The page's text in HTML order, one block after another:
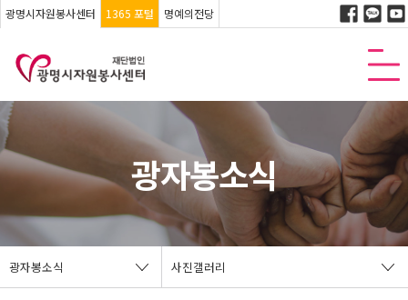
광명시자원봉사센터 1365 포털 명예의전당
광자봉소식
광자봉소식 사진갤러리